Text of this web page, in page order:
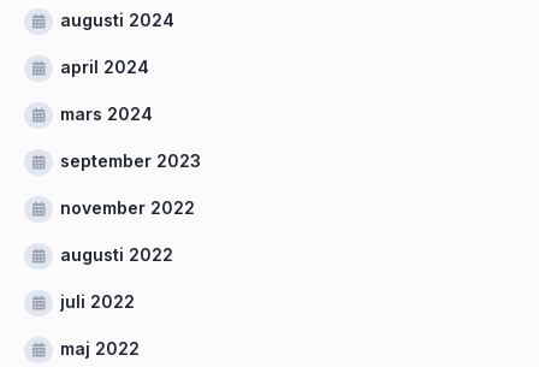
augusti 2024
april 2024
mars 2024
september 2023
november 2022
augusti 2022
juli 2022
maj 2022